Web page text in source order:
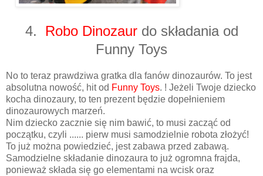
4. Robo Dinozaurdo składania od
Funny Toys
No to teraz prawdziwa gratka dla fanów dinozaurów. To jest
absolutna nowość, hit od Funny Toys. ! Jeżeli Twoje dziecko
kocha dinozaury, to ten prezent będzie dopełnieniem
dinozaurowych marzeń.
Nim dziecko zacznie się nim bawić, to musi zacząć od
początku, czyli ...... pierw musi samodzielnie robota złożyć!
To już można powiedzieć, jest zabawa przed zabawą.
Samodzielne składanie dinozaura to już ogromna frajda,
ponieważ składa się go elementami na wcisk oraz